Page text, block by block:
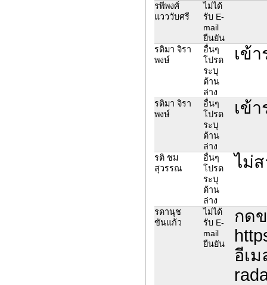
รพีพงศ์
แวววับศรี
ไม่ได้
รับ E-
mail
ยืนยัน
รติมา จิรา
พงษ์
อื่นๆ
โปรด
ระบุ
ด้าน
ล่าง
เข้
รติมา จิรา
พงษ์
อื่นๆ
โปรด
ระบุ
ด้าน
ล่าง
เข้
รติ ชม
สุวรรณ
อื่นๆ
โปรด
ระบุ
ด้าน
ล่าง
ไม่
รดานุช
ขันแก้ว
ไม่ได้
รับ E-
mail
ยืนยัน
กด
อีเ